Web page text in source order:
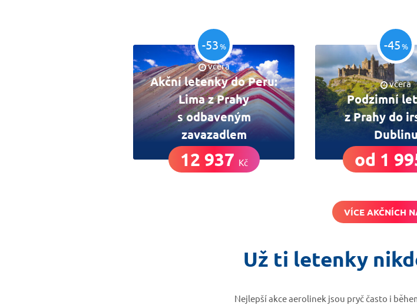
-53%
včera
Akční letenky do Peru:
Lima z Prahy
s odbaveným
zavazadlem
12 937 Kč
-45%
včera
Podzimní
z Prahy do
Dublinu
od 1
VÍCE AKČNÍCH
Už ti letenky
Nejlepší akce aerolinek jsou pryč často i